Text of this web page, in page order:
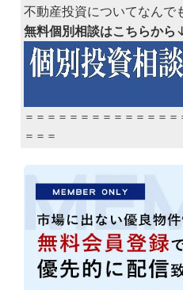
不動産投資についてなんで
無料個別相談はこちらから
＝＝＝＝＝＝＝＝＝＝＝＝＝
＝＝＝